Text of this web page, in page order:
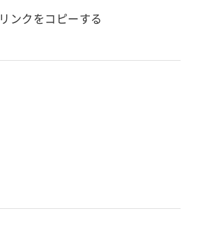
リンクをコピーする